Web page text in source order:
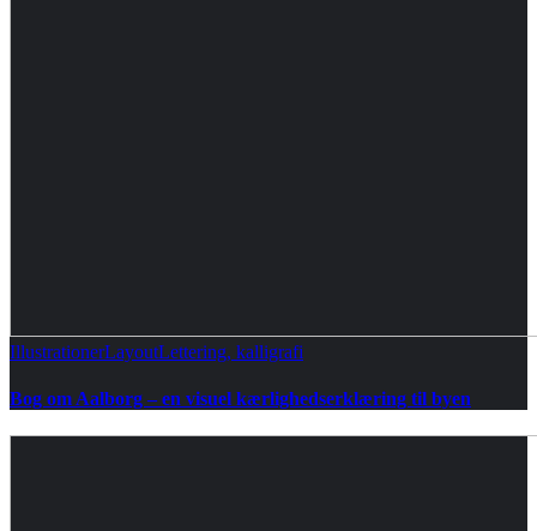
IllustrationerLayoutLettering, kalligrafi
Bog om Aalborg – en visuel kærlighedserklæring til byen